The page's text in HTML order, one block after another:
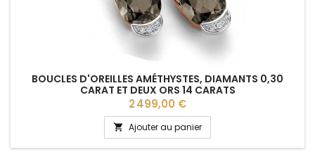
BOUCLES D'OREILLES AMÉTHYSTES, DIAMANTS 0,30
CARAT ET DEUX ORS 14 CARATS
Prix
2 499,00 €
 Ajouter au panier